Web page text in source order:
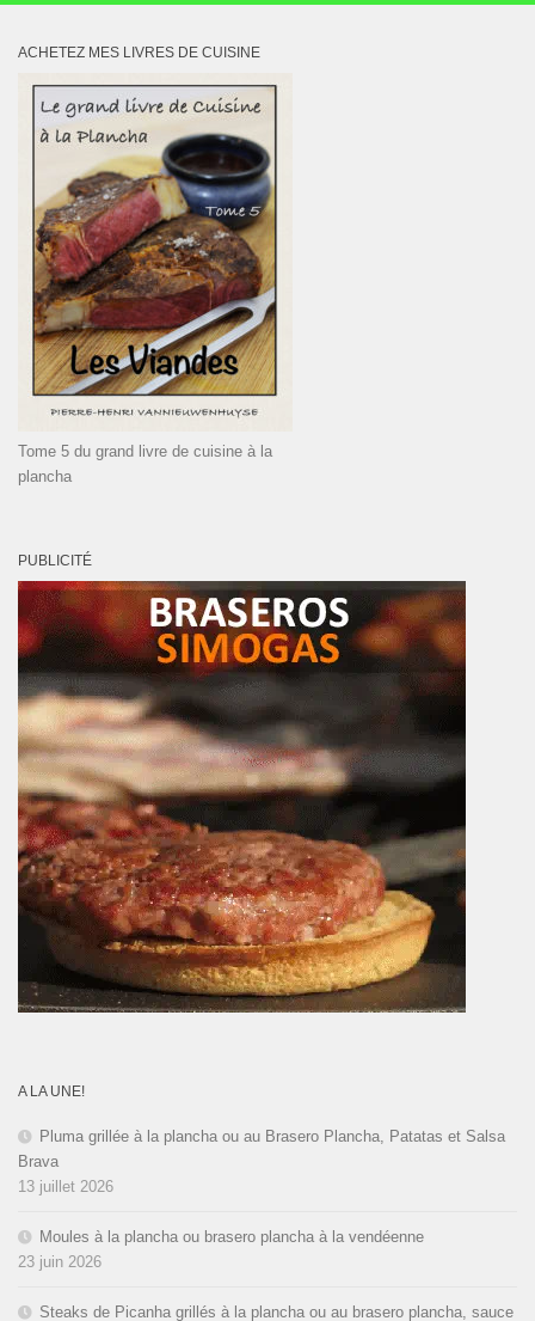
ACHETEZ MES LIVRES DE CUISINE
Tome 5 du grand livre de cuisine à la
plancha
PUBLICITÉ
A LA UNE!
Pluma grillée à la plancha ou au Brasero Plancha, Patatas et Salsa
Brava
13 juillet 2026
Moules à la plancha ou brasero plancha à la vendéenne
23 juin 2026
Steaks de Picanha grillés à la plancha ou au brasero plancha, sauce